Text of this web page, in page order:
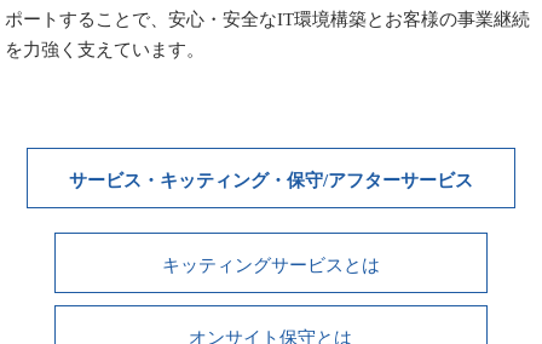
ポートすることで、安心・安全なIT環境構築とお客様の事業継続
を力強く支えています。
サービス・キッティング・保守/アフターサービス
キッティングサービスとは
オンサイト保守とは